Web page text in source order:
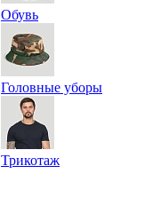
Обувь
Головные уборы
Трикотаж